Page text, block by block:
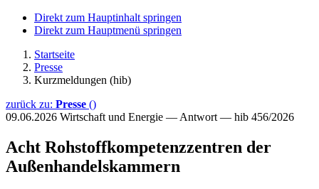
Direkt zum Hauptinhalt springen
Direkt zum Hauptmenü springen
Startseite
Presse
Kurzmeldungen (hib)
zurück zu: Presse ()
09.06.2026 Wirtschaft und Energie — Antwort — hib 456/2026
Acht Rohstoffkompetenzzentren der
Außenhandelskammern